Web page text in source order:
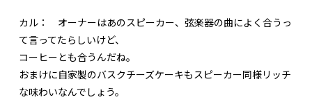
カル： オーナーはあのスピーカー、弦楽器の曲によく合うっ
て言ってたらしいけど、
コーヒーとも合うんだね。
おまけに自家製のバスクチーズケーキもスピーカー同様リッチ
な味わいなんでしょう。